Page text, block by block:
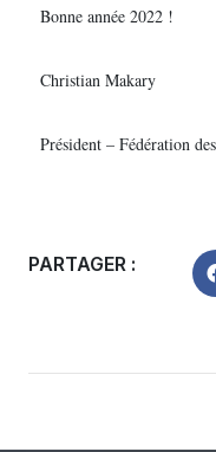
Bonne année 2022 !
Christian Makary
Président – Fédération
PARTAGER :